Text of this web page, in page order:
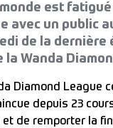
est
avec un public
de la dernière
Wanda
Diamond League
depuis 23
et de remporter la